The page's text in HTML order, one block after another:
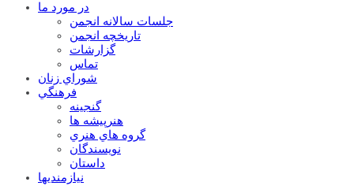
در مورد ما
جلسات سالانه انجمن
تاریخچه انجمن
گزارشات
تماس
شوراي زنان
فرهنگي
گنجينه
هنرپيشه ها
گروه هاي هنري
نويسندگان
داستان
نيازمنديها